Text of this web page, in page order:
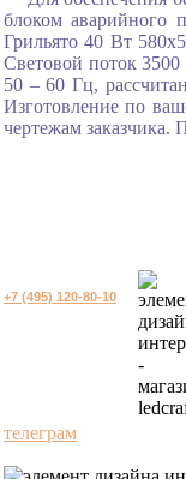
блоком аварийного
Грильято 40 Вт
Световой поток
50 – 60 Гц,
Изготовление по
чертежам заказчика.
+7 (495) 120-80-10
телеграм